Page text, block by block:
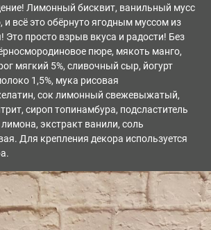
Лимонный бисквит, ванильный мусс
и всё это обёрнуто ягодным муссом из
просто взрыв вкуса и радости! Без
пюре, мякоть манго,
мягкий 5%, сливочный сыр, йогурт
1,5%, мука рисовая
сок лимонный свежевыжатый,
сироп топинамбура, подсластитель
экстракт ванили, соль
Для крепления декора используется